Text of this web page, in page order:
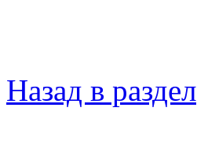
Назад в раздел